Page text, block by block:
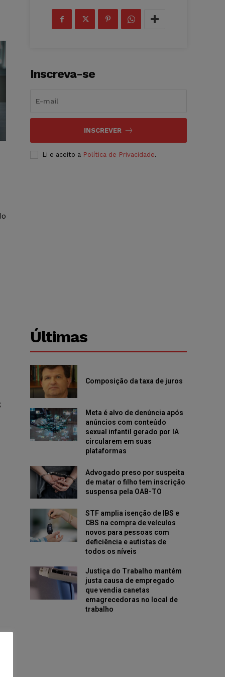
Inscreva-se
INSCREVER
Li e aceito a Política de Privacidade.
Últimas
Composição da taxa de juros
Meta é alvo de denúncia após
anúncios com conteúdo
sexual infantil gerado por IA
circularem em suas
plataformas
Advogado preso por suspeita
de matar o filho tem inscrição
suspensa pela OAB-TO
STF amplia isenção de IBS e
CBS na compra de veículos
novos para pessoas com
deficiência e autistas de
todos os níveis
Justiça do Trabalho mantém
justa causa de empregado
que vendia canetas
emagrecedoras no local de
trabalho